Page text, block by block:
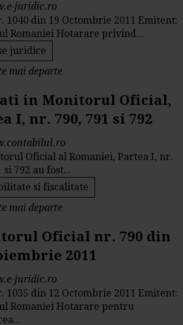
juridic.ro
1040 din 19 Octombrie 2011 Emitent:
Romaniei Hotarare privind...
juridice
mai departe
in Monitorul Oficial,
I, nr. 790, 791 si 792
Oficial al Romaniei, Partea I, nr.
si 792 au fost...
si fiscalitate
mai departe
Oficial nr. 790 din
2011
juridic.ro
1035 din 12 Octombrie 2011 Emitent:
Romaniei Hotarare pentru